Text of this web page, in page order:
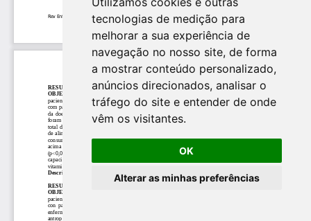
tecnologias de medição para
melhorar a sua experiência de
navegação no nosso site, de forma
a mostrar conteúdo personalizado,
anúncios direcionados, analisar o
tráfego do site e entender de onde
vêm os visitantes.
OK
Alterar as minhas preferências